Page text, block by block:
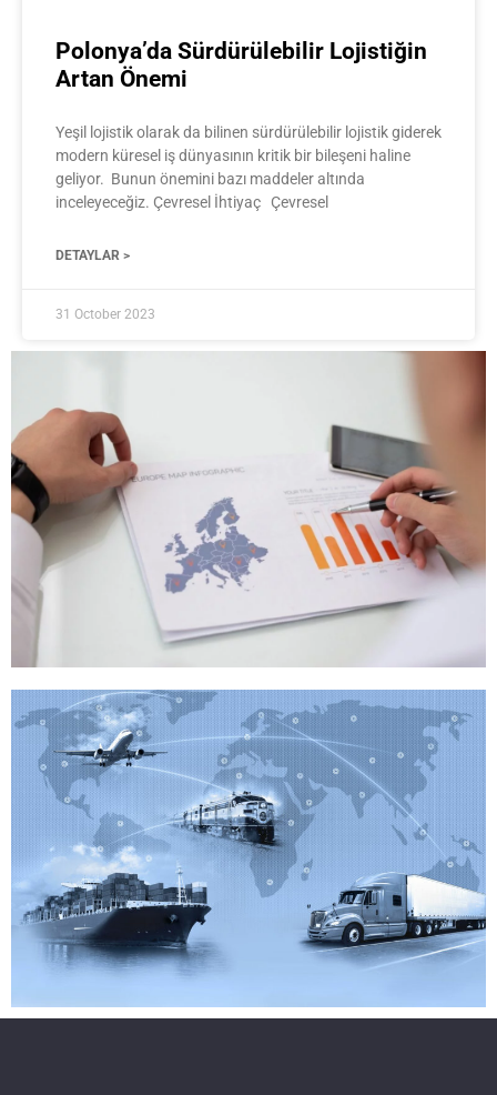
Polonya’da Sürdürülebilir Lojistiğin
Artan Önemi
Yeşil lojistik olarak da bilinen sürdürülebilir lojistik giderek
modern küresel iş dünyasının kritik bir bileşeni haline
geliyor. Bunun önemini bazı maddeler altında
inceleyeceğiz. Çevresel İhtiyaç Çevresel
DETAYLAR >
31 October 2023